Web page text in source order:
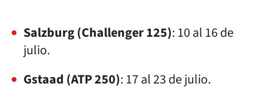
Salzburg (Challenger 125): 10 al 16 de
julio.
Gstaad (ATP 250): 17 al 23 de julio.